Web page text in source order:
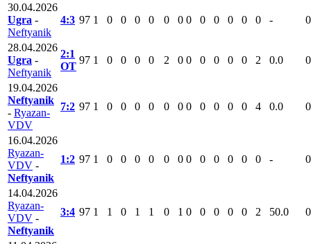
30.04.2026
Ugra -
Neftyanik
4:3 97 1 0 0 0 0 0 0 0 0 0 0 0 0 - 0
28.04.2026
Ugra -
Neftyanik
2:1
ОТ
97 1 0 0 0 0 2 0 0 0 0 0 0 2 0.0 0
19.04.2026
Neftyanik
- Ryazan-
VDV
7:2 97 1 0 0 0 0 0 0 0 0 0 0 0 4 0.0 0
16.04.2026
Ryazan-
VDV -
Neftyanik
1:2 97 1 0 0 0 0 0 0 0 0 0 0 0 0 - 0
14.04.2026
Ryazan-
VDV -
Neftyanik
3:4 97 1 1 0 1 1 0 1 0 0 0 0 0 2 50.0 0